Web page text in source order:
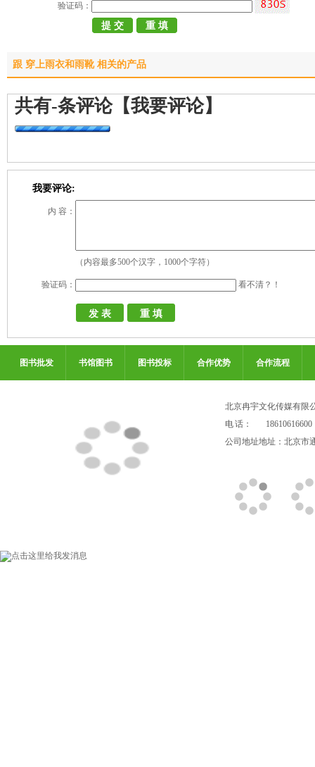
验证码：
跟 穿上雨衣和雨靴 相关的产品
共有-条评论【我要评论】
我要评论:
内 容：
（内容最多500个汉字，1000个字符）
验证码： 看不清？！
图书批发 书馆图书 图书投标 合作优势 合作流程
北京冉宇文化传媒有限
电 话：
18610616600
公司地址地址：北京市